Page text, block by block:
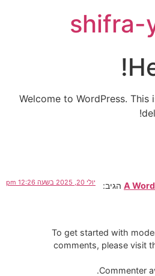
shifra-
Welcome to WordPress.
A הגיב: יולי 20, 2025 בשעה 12:26 pm
To get started with
comments, please visit
Commenter
.